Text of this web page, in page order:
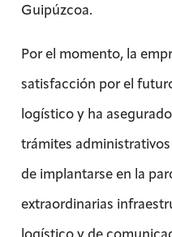
Guipúzcoa.
Por el momento, la
satisfacción por el
logístico y ha
trámites
de implantarse en la
extraordinarias
logístico y de